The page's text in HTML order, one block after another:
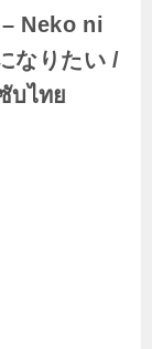
Neko ni
なりたい /
บไทย